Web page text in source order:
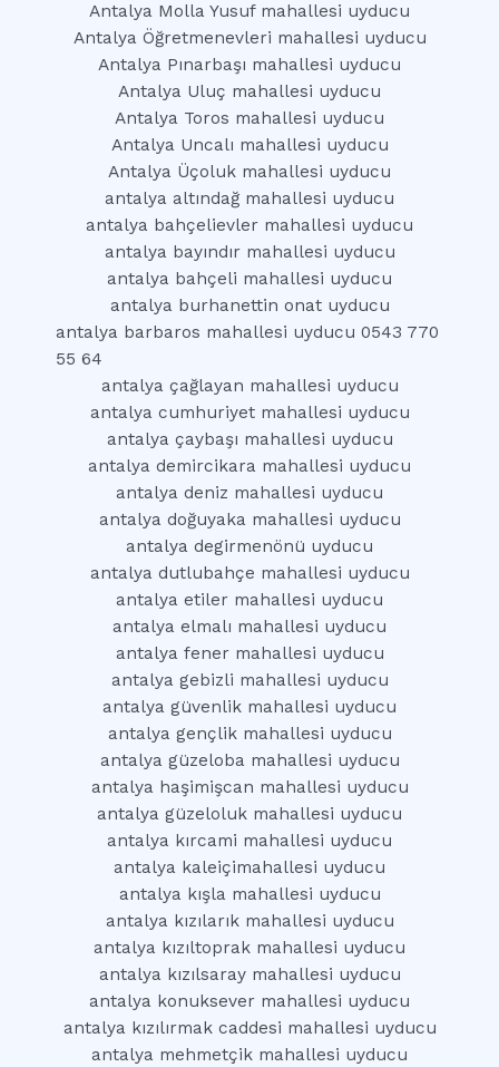
Antalya Molla Yusuf mahallesi uyducu
Antalya Öğretmenevleri mahallesi uyducu
Antalya Pınarbaşı mahallesi uyducu
Antalya Uluç mahallesi uyducu
Antalya Toros mahallesi uyducu
Antalya Uncalı mahallesi uyducu
Antalya Üçoluk mahallesi uyducu
antalya altındağ mahallesi uyducu
antalya bahçelievler mahallesi uyducu
antalya bayındır mahallesi uyducu
antalya bahçeli mahallesi uyducu
antalya burhanettin onat uyducu
antalya barbaros mahallesi uyducu 0543 770
55 64
antalya çağlayan mahallesi uyducu
antalya cumhuriyet mahallesi uyducu
antalya çaybaşı mahallesi uyducu
antalya demircikara mahallesi uyducu
antalya deniz mahallesi uyducu
antalya doğuyaka mahallesi uyducu
antalya degirmenönü uyducu
antalya dutlubahçe mahallesi uyducu
antalya etiler mahallesi uyducu
antalya elmalı mahallesi uyducu
antalya fener mahallesi uyducu
antalya gebizli mahallesi uyducu
antalya güvenlik mahallesi uyducu
antalya gençlik mahallesi uyducu
antalya güzeloba mahallesi uyducu
antalya haşimişcan mahallesi uyducu
antalya güzeloluk mahallesi uyducu
antalya kırcami mahallesi uyducu
antalya kaleiçimahallesi uyducu
antalya kışla mahallesi uyducu
antalya kızılarık mahallesi uyducu
antalya kızıltoprak mahallesi uyducu
antalya kızılsaray mahallesi uyducu
antalya konuksever mahallesi uyducu
antalya kızılırmak caddesi mahallesi uyducu
antalya mehmetçik mahallesi uyducu